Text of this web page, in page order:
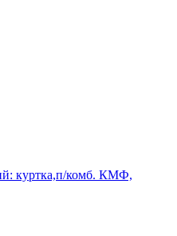
куртка,п/комб. КМФ,